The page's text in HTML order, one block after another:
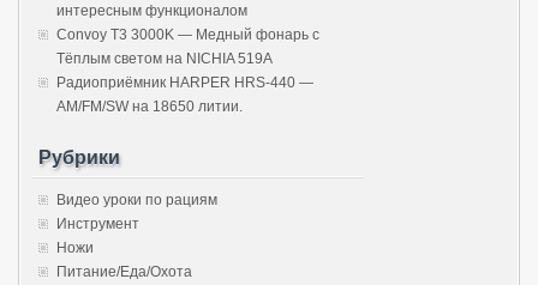
интересным функционалом
Convoy T3 3000K — Медный фонарь с
Тёплым светом на NICHIA 519A
Радиоприёмник HARPER HRS-440 —
AM/FM/SW на 18650 литии.
Рубрики
Видео уроки по рациям
Инструмент
Ножи
Питание/Еда/Охота